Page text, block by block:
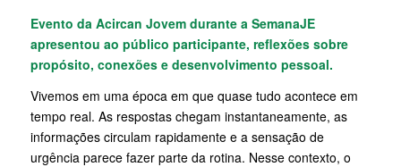
Evento da Acircan Jovem durante a SemanaJE
apresentou ao público participante, reflexões sobre
propósito, conexões e desenvolvimento pessoal.
Vivemos em uma época em que quase tudo acontece em
tempo real. As respostas chegam instantaneamente, as
informações circulam rapidamente e a sensação de
urgência parece fazer parte da rotina. Nesse contexto, o